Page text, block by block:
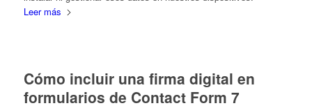
Leer más
Cómo incluir una firma digital en
formularios de Contact Form 7